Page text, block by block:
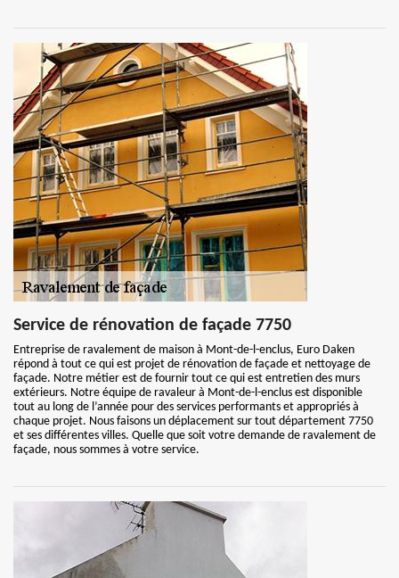
Service de rénovation de façade 7750
Entreprise de ravalement de maison à Mont-de-l-enclus, Euro Daken
répond à tout ce qui est projet de rénovation de façade et nettoyage de
façade. Notre métier est de fournir tout ce qui est entretien des murs
extérieurs. Notre équipe de ravaleur à Mont-de-l-enclus est disponible
tout au long de l’année pour des services performants et appropriés à
chaque projet. Nous faisons un déplacement sur tout département 7750
et ses différentes villes. Quelle que soit votre demande de ravalement de
façade, nous sommes à votre service.